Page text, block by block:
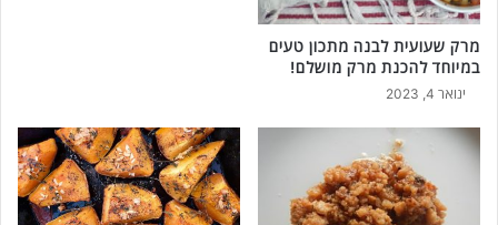
מרק שעועית לבנה מתכון טעים
במיוחד להכנת מרק מושלם!
ינואר 4, 2023